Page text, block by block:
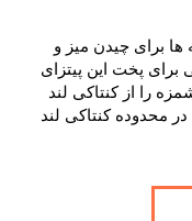
ها برای چیدن میز و
پخت این پیتزای
را از کنتاکی لند
محدوده کنتاکی لند